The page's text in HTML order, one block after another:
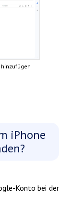
hinzufügen
iPhone
Konto bei der